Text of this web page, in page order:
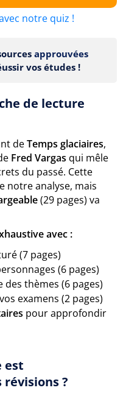
notre quiz !
approuvées
vos études !
de lecture
deTemps glaciaires,
Fred Vargas qui mêle
du passé. Cette
notre analyse, mais
(29 pages) va
avec :
(7 pages)
(6 pages)
des thèmes (6 pages)
examens (2 pages)
pour approfondir
est
?